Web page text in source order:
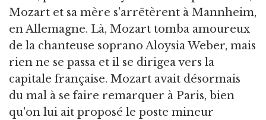
Mozart et sa mère s'arrêtèrent à Mannheim,
en Allemagne. Là, Mozart tomba amoureux
de la chanteuse soprano Aloysia Weber, mais
rien ne se passa et il se dirigea vers la
capitale française. Mozart avait désormais
du mal à se faire remarquer à Paris, bien
qu'on lui ait proposé le poste mineur